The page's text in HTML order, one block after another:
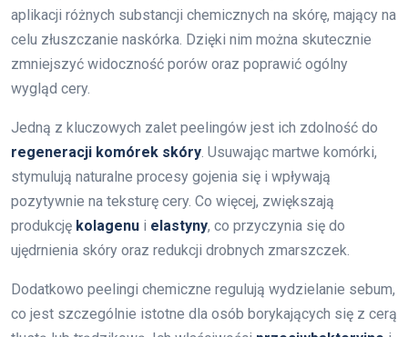
aplikacji różnych substancji chemicznych na skórę, mający na
celu złuszczanie naskórka. Dzięki nim można skutecznie
zmniejszyć widoczność porów oraz poprawić ogólny
wygląd cery.
Jedną z kluczowych zalet peelingów jest ich zdolność do
regeneracji komórek skóry . Usuwając martwe komórki,
stymulują naturalne procesy gojenia się i wpływają
pozytywnie na teksturę cery. Co więcej, zwiększają
produkcję kolagenu i elastyny, co przyczynia się do
ujędrnienia skóry oraz redukcji drobnych zmarszczek.
Dodatkowo peelingi chemiczne regulują wydzielanie sebum,
co jest szczególnie istotne dla osób borykających się z cerą